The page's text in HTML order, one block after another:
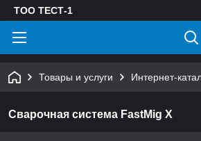
ТОО ТЕСТ-1
Товары и услуги Интернет-
Сварочная система FastMig X